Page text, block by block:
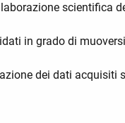
scientifica
in grado di
dei dati acquisiti